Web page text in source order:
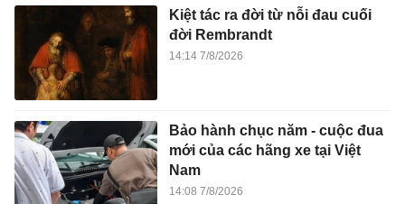
Kiệt tác ra đời từ nỗi đau cuối
đời Rembrandt
14:14 7/8/2026
Bảo hành chục năm - cuộc đua
mới của các hãng xe tại Việt
Nam
14:08 7/8/2026